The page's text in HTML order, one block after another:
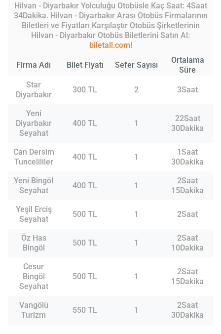
Hilvan - Diyarbakır Yolculuğu Otobüsle Kaç Saat: 4Saat
34Dakika. Hilvan - Diyarbakır Arası Otobüs Firmalarının
Biletleri ve Fiyatları Karşılaştır Otobüs Şirketlerinin
Hilvan - Diyarbakır Otobüs Biletlerini Satın Al:
biletall.com!
Firma Adı Bilet Fiyatı Sefer Sayısı
Ortalama
Süre
Star
Diyarbakır
300 TL 2 3Saat
Yeni
Diyarbakır
Seyahat
400 TL 1
22Saat
30Dakika
Can Dersim
Tuncelililer
400 TL 1
1Saat
30Dakika
Yeni Bingöl
Seyahat
400 TL 1
2Saat
15Dakika
Yeşil Erciş
Seyahat
500 TL 1 2Saat
Öz Has
Bingöl
500 TL 1
2Saat
10Dakika
Cesur
Bingöl
Seyahat
500 TL 1
2Saat
15Dakika
Vangölü
Turizm
550 TL 1
2Saat
30Dakika